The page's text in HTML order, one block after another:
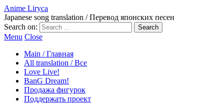
Anime Liryca
Japanese song translation / Перевод японских песен
Search on:
Menu Close
Main / Главная
All translation / Все
Love Live!
BanG Dream!
Продажа фигурок
Поддержать проект